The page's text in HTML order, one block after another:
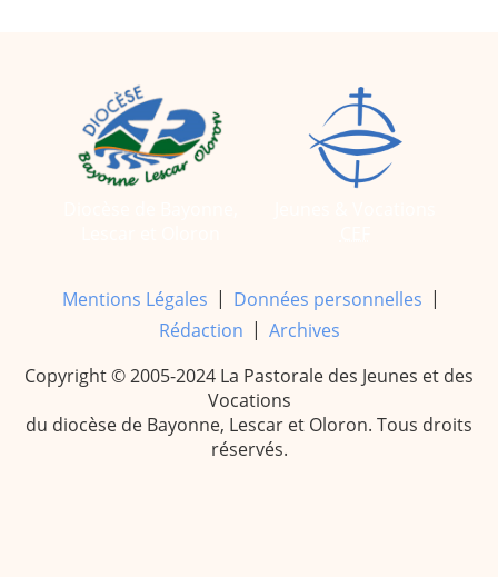
Mentions Légales | Données personnelles |
Rédaction | Archives
Copyright © 2005-2024 La Pastorale des Jeunes et des
Vocations
du diocèse de Bayonne, Lescar et Oloron. Tous droits
réservés.